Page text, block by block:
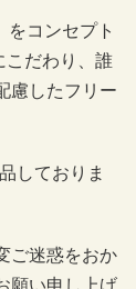
をコンセプト
こだわり、誰
慮したフリー
しておりま
ご迷惑をおか
願い申し上げ